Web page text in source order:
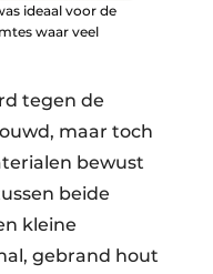
ideaal voor de
waar veel
tegen de
maar toch
bewust
beide
kleine
gebrand hout